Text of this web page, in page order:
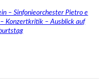
– Sinfonieorchester Pietro e
Konzertkritik – Ausblick auf